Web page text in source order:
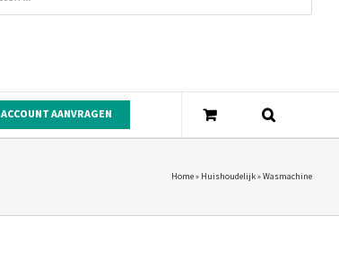
ACCOUNT AANVRAGEN
Home» Huishoudelijk»Wasmachine